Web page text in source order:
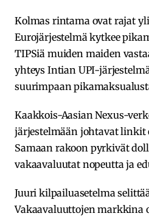
Kolmas rintama ovat rajat
Eurojärjestelmä kytkee
TIPSiä muiden maiden
yhteys Intian UPI-
suurimpaan
Kaakkois-Aasian Nexus-
järjestelmään johtavat linkit
Samaan rakoon pyrkivät
vakaavaluutat nopeutta ja
Juuri kilpailuasetelma
Vakaavaluuttojen markkina